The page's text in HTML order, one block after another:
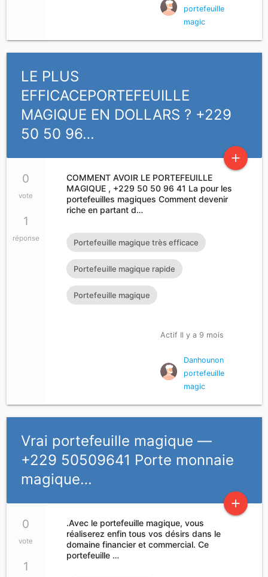
portefeuille
magic
LE PLUS
EFFICACEPORTEFEUILLE
MAGIQUE EN DOLLARS ? +229
50 50 96…
add
0
vote
1
réponse
COMMENT AVOIR LE PORTEFEUILLE
MAGIQUE , +229 50 50 96 41 La pour les
portefeuilles magiques Comment devenir
riche en partant d…
Portefeuille magique très efficace
Portefeuille magique rapide
Portefeuille magique
Actif Il y a 9 mois
Danhounon
portefeuille
magic
Vrai portefeuille magique —
+229 50509641 Porte monnaie
magique…
add
0
vote
1
.Avec le portefeuille magique, vous
réaliserez enfin tous vos désirs dans le
domaine financier et commercial. Ce
portefeuille …